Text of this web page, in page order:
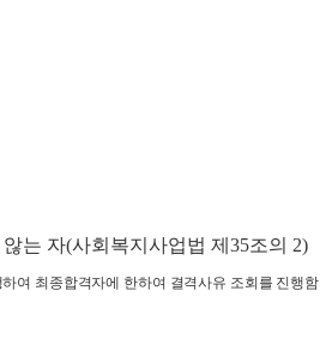
않는 자(사회복지사업법 제35조의2)
여 최종합격자에 한하여 결격사유 조회를 진행함